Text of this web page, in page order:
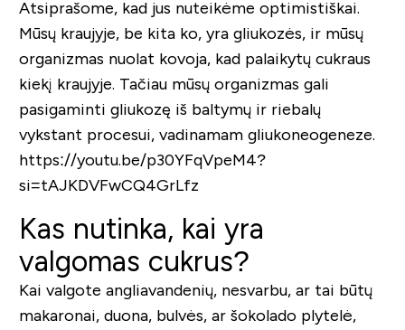
Atsiprašome, kad jus nuteikėme optimistiškai.
Mūsų kraujyje, be kita ko, yra gliukozės, ir mūsų
organizmas nuolat kovoja, kad palaikytų cukraus
kiekį kraujyje. Tačiau mūsų organizmas gali
pasigaminti gliukozę iš baltymų ir riebalų
vykstant procesui, vadinamam gliukoneogeneze.
https://youtu.be/p30YFqVpeM4?
si=tAJKDVFwCQ4GrLfz
Kas nutinka, kai yra
valgomas cukrus?
Kai valgote angliavandenių, nesvarbu, ar tai būtų
makaronai, duona, bulvės, ar šokolado plytelė,